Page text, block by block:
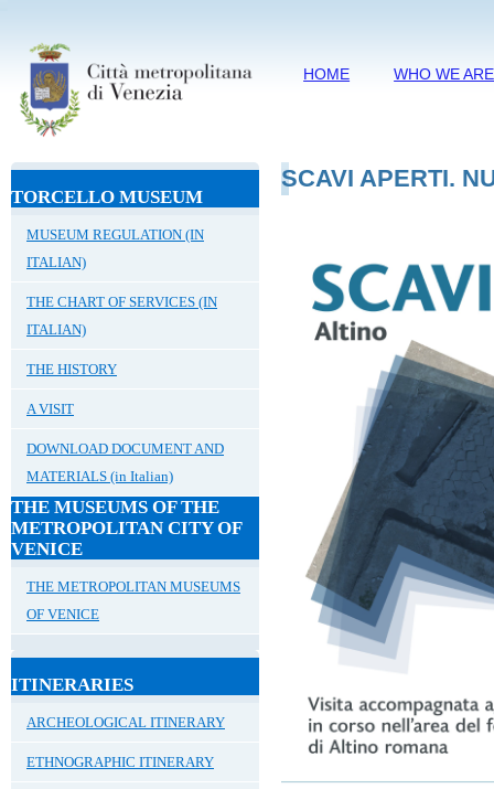
HOME WHO WE ARE
TORCELLO MUSEUM
MUSEUM REGULATION (IN
ITALIAN)
THE CHART OF SERVICES (IN
ITALIAN)
THE HISTORY
A VISIT
DOWNLOAD DOCUMENT AND
MATERIALS (in Italian)
THE MUSEUMS OF THE
METROPOLITAN CITY OF
VENICE
THE METROPOLITAN MUSEUMS
OF VENICE
ITINERARIES
ARCHEOLOGICAL ITINERARY
ETHNOGRAPHIC ITINERARY
SCAVI APERTI.